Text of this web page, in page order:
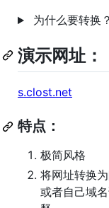
为什么要转换？
演示网址：
s.clost.net
特点：
极简风格
将网址转换为
或者自己域